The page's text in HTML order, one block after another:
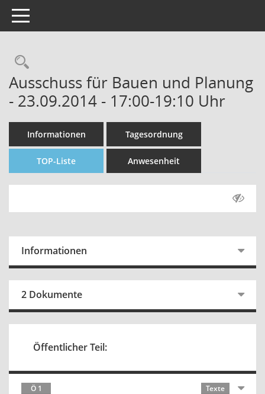
Toggle navigation
Rechercheauswahl
Ausschuss für Bauen und Planung
- 23.09.2014 - 17:00-19:10 Uhr
Informationen Tagesordnung
TOP-Liste Anwesenheit
Informationen
2 Dokumente
Öffentlicher Teil:
Ö 1 Texte